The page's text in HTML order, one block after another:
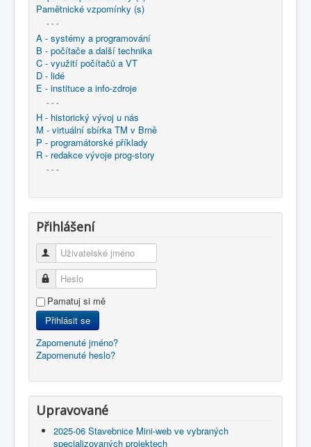
Pamětnické vzpomínky (s)
- - -
A - systémy a programování
B - počítače a další technika
C - využití počítačů a VT
D - lidé
E - instituce a info-zdroje
- - -
H - historický vývoj u nás
M - virtuální sbírka TM v Brně
P - programátorské příklady
R - redakce vývoje prog-story
- - -
Přihlášení
Uživatelské jméno
Heslo
Pamatuj si mě
Přihlásit se
Zapomenuté jméno?
Zapomenuté heslo?
Upravované
2025-06 Stavebnice Mini-web ve vybraných
specializovaných projektech